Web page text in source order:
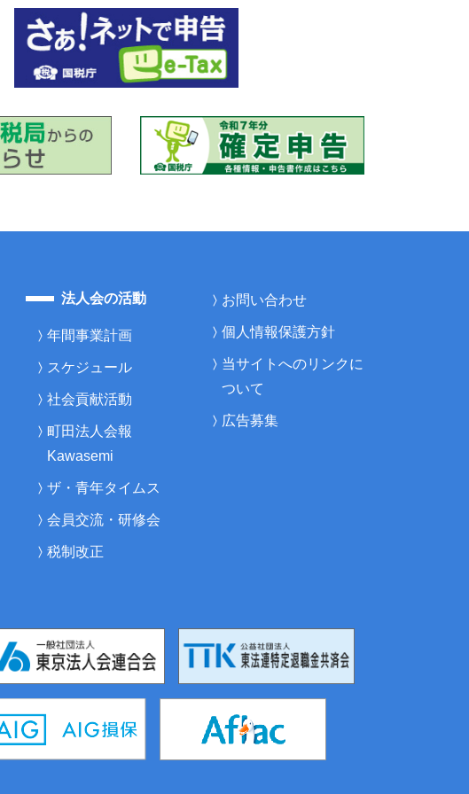
法人会の活動
年間事業計画
スケジュール
社会貢献活動
町田法人会報
Kawasemi
ザ・青年タイムス
会員交流・研修会
税制改正
お問い合わせ
個人情報保護方針
当サイトへのリンクに
ついて
広告募集